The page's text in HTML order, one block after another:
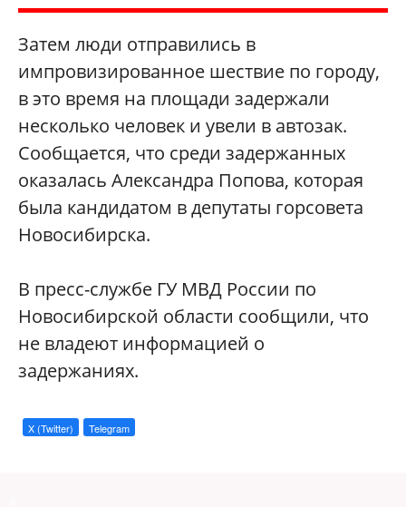
Затем люди отправились в
импровизированное шествие по городу,
в это время на площади задержали
несколько человек и увели в автозак.
Сообщается, что среди задержанных
оказалась Александра Попова, которая
была кандидатом в депутаты горсовета
Новосибирска.
В пресс-службе ГУ МВД России по
Новосибирской области сообщили, что
не владеют информацией о
задержаниях.
X (Twitter) Telegram